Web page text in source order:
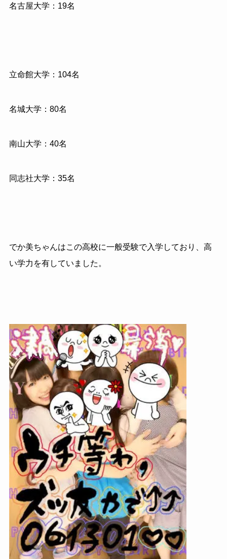
名古屋大学：19名
立命館大学：104名
名城大学：80名
南山大学：40名
同志社大学：35名
でか美ちゃんはこの高校に一般受験で入学しており、高
い学力を有していました。